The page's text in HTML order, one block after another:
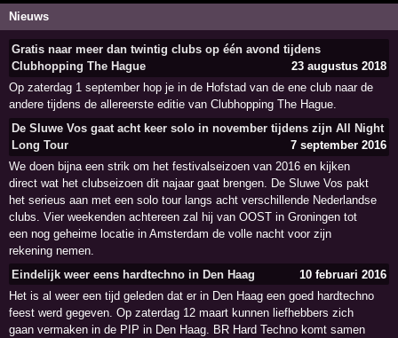
Nieuws
Gratis naar meer dan twintig clubs op één avond tijdens
Clubhopping The Hague
23 augustus 2018
Op zaterdag 1 september hop je in de Hofstad van de ene club naar de
andere tijdens de allereerste editie van Clubhopping The Hague.
De Sluwe Vos gaat acht keer solo in november tijdens zijn All Night
Long Tour
7 september 2016
We doen bijna een strik om het festivalseizoen van 2016 en kijken
direct wat het clubseizoen dit najaar gaat brengen. De Sluwe Vos pakt
het serieus aan met een solo tour langs acht verschillende Nederlandse
clubs. Vier weekenden achtereen zal hij van OOST in Groningen tot
een nog geheime locatie in Amsterdam de volle nacht voor zijn
rekening nemen.
Eindelijk weer eens hardtechno in Den Haag
10 februari 2016
Het is al weer een tijd geleden dat er in Den Haag een goed hardtechno
feest werd gegeven. Op zaterdag 12 maart kunnen liefhebbers zich
gaan vermaken in de PIP in Den Haag. BR Hard Techno komt samen